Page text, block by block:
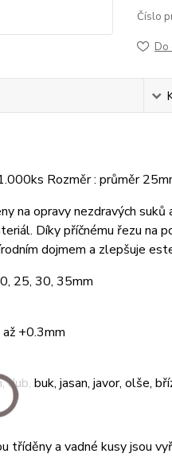
Číslo
Do
Rozměr : průměr
na opravy nezdravých
Díky příčnému řezu
dojmem a zlepšuje
25, 30, 35mm
+0.3mm
jasan, javor, olše,
a vadné kusy jsou